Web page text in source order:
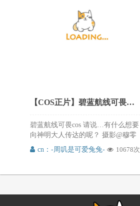
推次元必须推荐给大家，喜欢的朋
友可以来微博关注支持@沧霁桔梗
【COS正片】碧蓝航线可畏巫女cos,娇美动人 cn周叽是可爱兔兔
碧蓝航线可畏cos 请说…有什么想要
向神明大人传达的呢？ 摄影@穆零
Mu0 可畏巫女 @-周叽是可爱兔兔-
周叽的可畏巫女装cos真的太好看
美动人，艳美气质，这么好看的cos
友可以来微博关注支持@-周叽是可
cn：-周叽是可爱兔兔- 10678次